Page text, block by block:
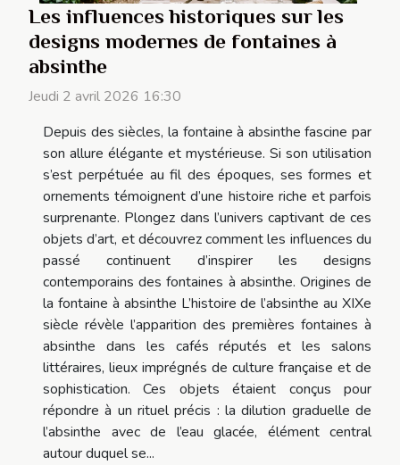
Les influences historiques sur les
designs modernes de fontaines à
absinthe
Jeudi 2 avril 2026 16:30
Depuis des siècles, la fontaine à absinthe fascine par
son allure élégante et mystérieuse. Si son utilisation
s’est perpétuée au fil des époques, ses formes et
ornements témoignent d’une histoire riche et parfois
surprenante. Plongez dans l’univers captivant de ces
objets d’art, et découvrez comment les influences du
passé continuent d’inspirer les designs
contemporains des fontaines à absinthe. Origines de
la fontaine à absinthe L’histoire de l’absinthe au XIXe
siècle révèle l’apparition des premières fontaines à
absinthe dans les cafés réputés et les salons
littéraires, lieux imprégnés de culture française et de
sophistication. Ces objets étaient conçus pour
répondre à un rituel précis : la dilution graduelle de
l’absinthe avec de l’eau glacée, élément central
autour duquel se...